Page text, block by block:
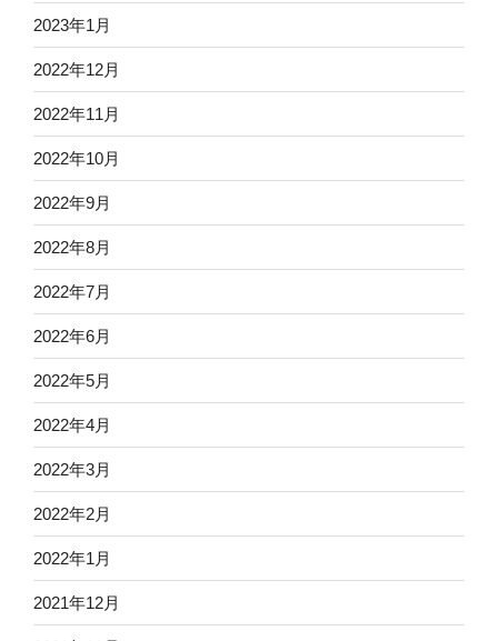
2023年1月
2022年12月
2022年11月
2022年10月
2022年9月
2022年8月
2022年7月
2022年6月
2022年5月
2022年4月
2022年3月
2022年2月
2022年1月
2021年12月